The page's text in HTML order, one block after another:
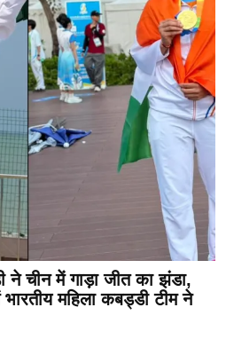
ने चीन में गाड़ा जीत का झंडा,
भारतीय महिला कबड्डी टीम ने